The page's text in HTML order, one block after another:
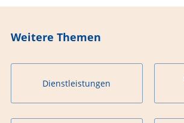
Weitere Themen
Dienstleistungen